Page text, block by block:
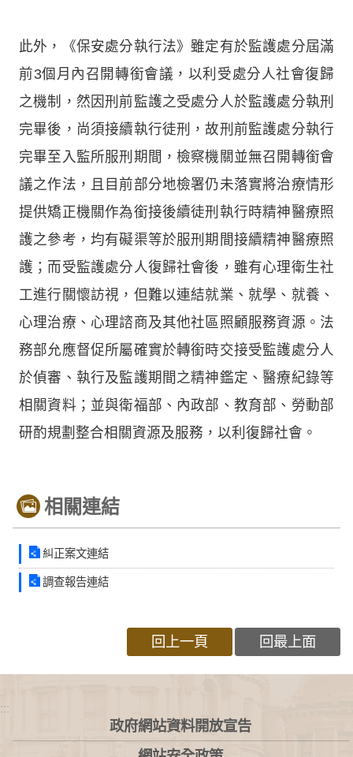
此外，《保安處分執行法》雖定有於監護處分屆滿
前3個月內召開轉銜會議，以利受處分人社會復歸
之機制，然因刑前監護之受處分人於監護處分執刑
完畢後，尚須接續執行徒刑，故刑前監護處分執行
完畢至入監所服刑期間，檢察機關並無召開轉銜會
議之作法，且目前部分地檢署仍未落實將治療情形
提供矯正機關作為銜接後續徒刑執行時精神醫療照
護之參考，均有礙渠等於服刑期間接續精神醫療照
護；而受監護處分人復歸社會後，雖有心理衛生社
工進行關懷訪視，但難以連結就業、就學、就養、
心理治療、心理諮商及其他社區照顧服務資源。法
務部允應督促所屬確實於轉銜時交接受監護處分人
於偵審、執行及監護期間之精神鑑定、醫療紀錄等
相關資料；並與衛福部、內政部、教育部、勞動部
研酌規劃整合相關資源及服務，以利復歸社會。
相關連結
糾正案文連結
調查報告連結
回上一頁 回最上面
:::
政府網站資料開放宣告